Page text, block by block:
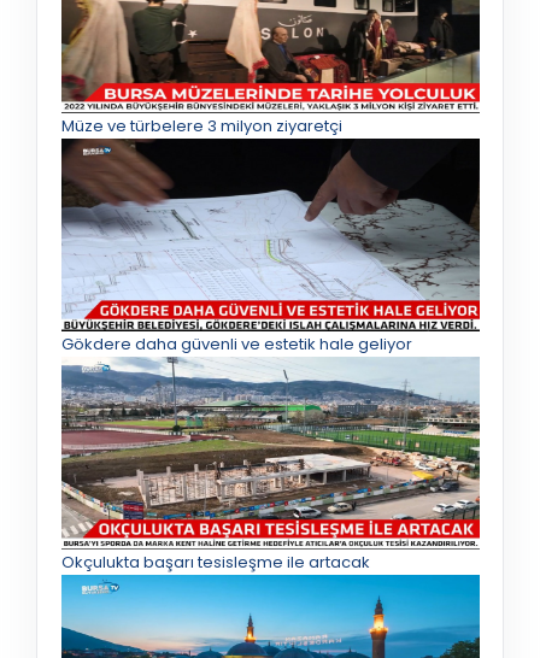
Müze ve türbelere 3 milyon ziyaretçi
Gökdere daha güvenli ve estetik hale geliyor
Okçulukta başarı tesisleşme ile artacak